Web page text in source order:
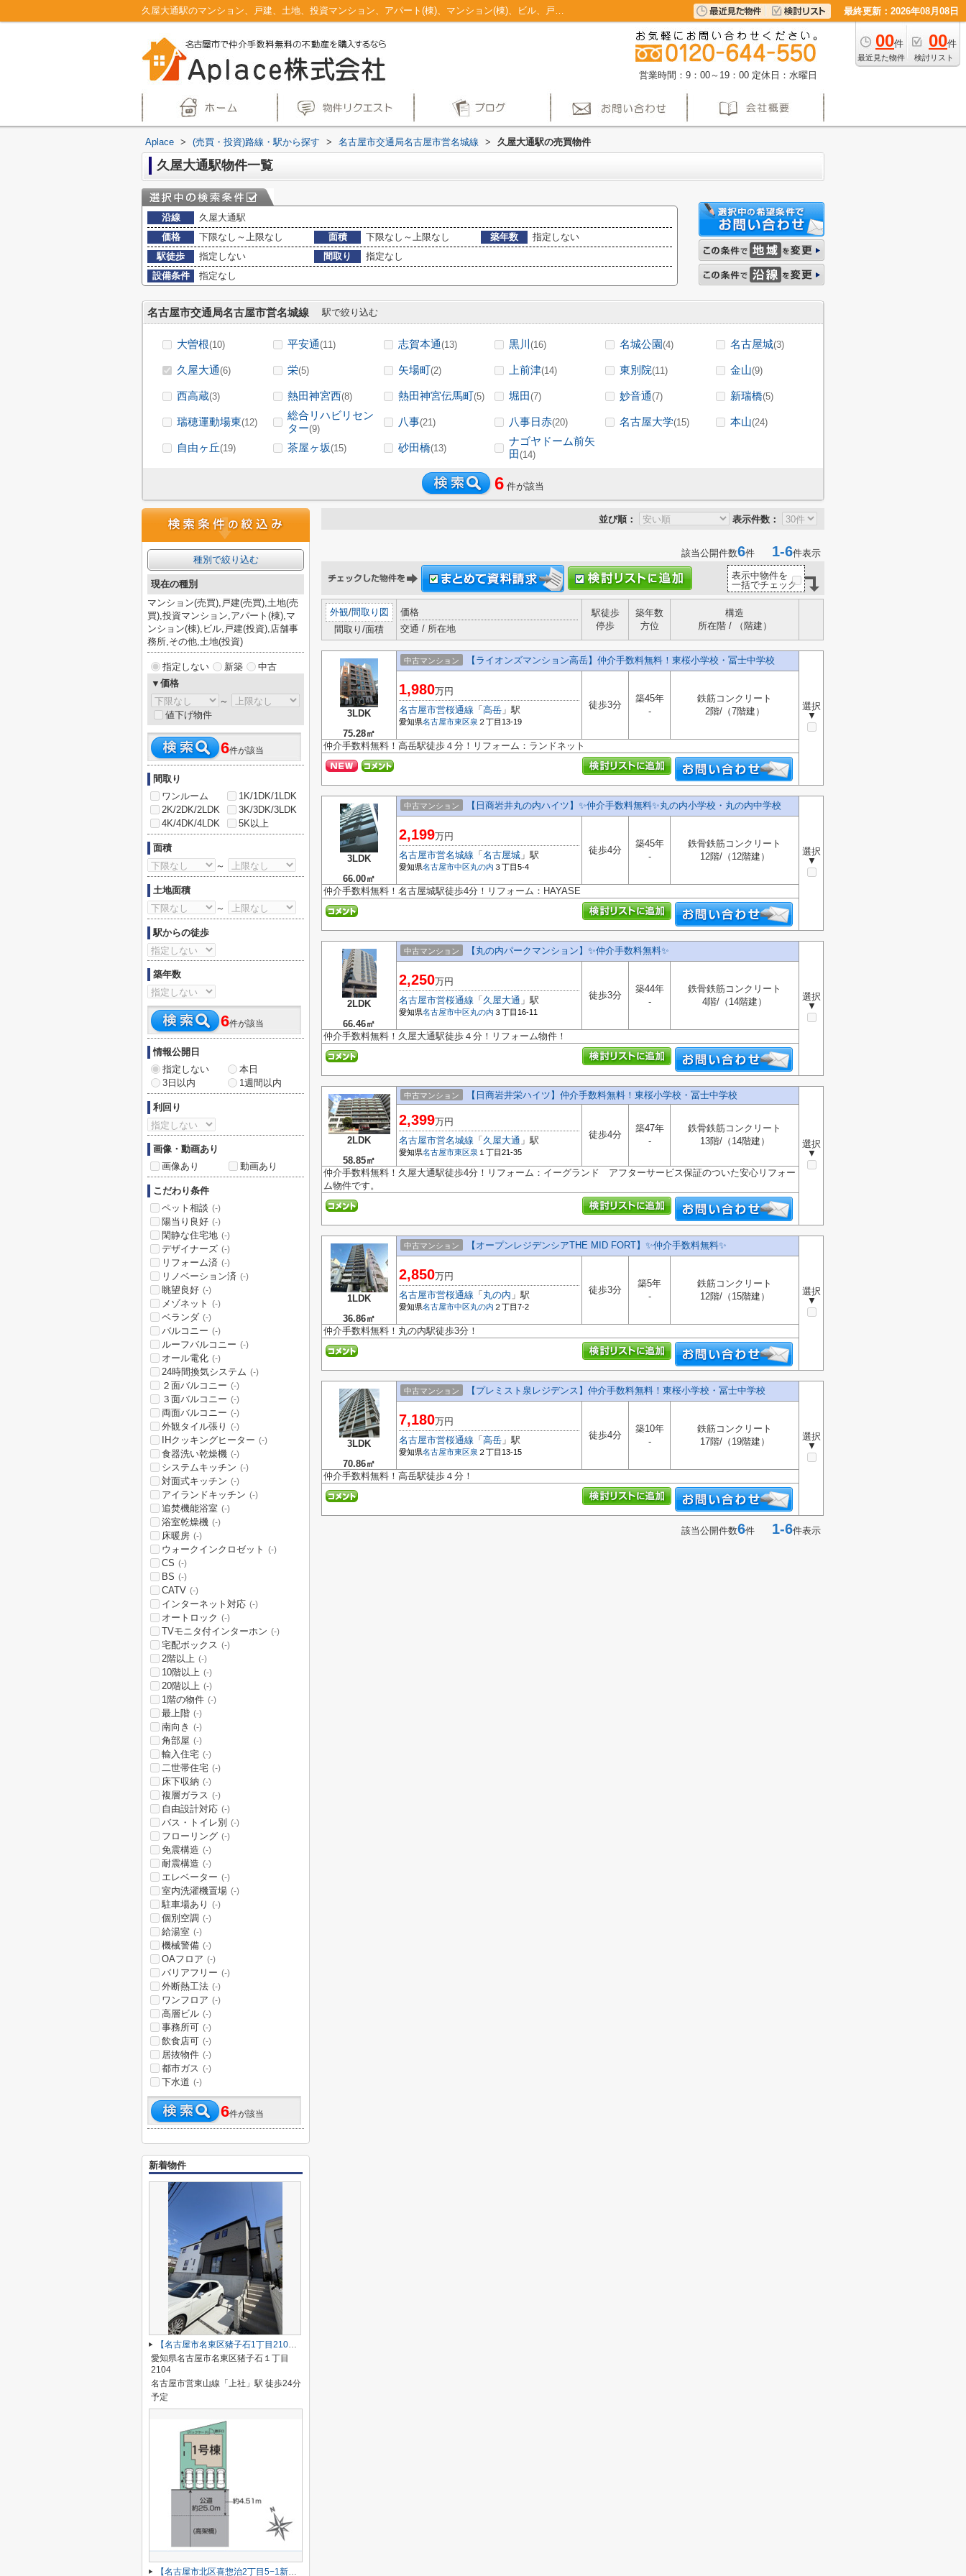
久屋大通駅のマンション、戸建、土地、投資マンション、アパート(棟)、マンション(棟)、ビル、戸建、店舗事務所、その他、土地一覧｜仲介手数料無料！名古屋市で新築戸建てを探すならAplace 最終更新：2026年08月08日
00件
最近見た物件
00件
検討リスト
営業時間：9：00～19：00 定休日：水曜日
Aplace > (売買・投資)路線・駅から探す > 名古屋市交通局名古屋市営名城線 > 久屋大通駅の売買物件
久屋大通駅物件一覧
沿線
久屋大通駅
価格
下限なし～上限なし 面積 下限なし～上限なし 築年数
指定しない
駅徒歩
指定しない 間取り
指定なし
設備条件
指定なし
名古屋市交通局名古屋市営名城線 駅で絞り込む
大曽根(10) 平安通(11) 志賀本通(13) 黒川 (16) 名城公園(4) 名古屋城(3)
久屋大通(6) 栄(5) 矢場町(2) 上前津(14) 東別院(11) 金山(9)
西高蔵(3) 熱田神宮西(8) 熱田神宮伝馬町(5) 堀田(7) 妙音通(7) 新瑞橋(5)
瑞穂運動場東(12)
総合リハビリセン
ター(9)
八事(21) 八事日赤(20) 名古屋大学(15) 本山(24)
自由ヶ丘(19) 茶屋ヶ坂(15) 砂田橋(13)
ナゴヤドーム前矢
田(14)
6 件が該当
並び順： 表示件数：
該当公開件数6件 1-6件表示
表示中物件を
一括でチェック
外観/間取り図
間取り/面積
価格
交通 / 所在地
駅徒歩
停歩
築年数
方位
構造
所在階 / （階建）
3LDK
75.28㎡
中古マンション 【ライオンズマンション高岳】仲介手数料無料！東桜小学校・冨士中学校
選択
▼
1,980万円
名古屋市営桜通線 「 高岳 」駅
愛知県名古屋市東区泉 ２丁目13-19
徒歩3分
築45年
-
鉄筋コンクリート
2階/（7階建）
仲介手数料無料！高岳駅徒歩４分！リフォーム：ランドネット
3LDK
66.00㎡
中古マンション 【日商岩井丸の内ハイツ】✨️仲介手数料無料✨️丸の内小学校・丸の内中学校
選択
▼
2,199万円
名古屋市営名城線 「 名古屋城 」駅
愛知県名古屋市中区丸の内 ３丁目5-4
徒歩4分
築45年
-
鉄骨鉄筋コンクリート
12階/（12階建）
仲介手数料無料！名古屋城駅徒歩4分！リフォーム：HAYASE
2LDK
66.46㎡
中古マンション 【丸の内パークマンション】✨️仲介手数料無料✨️
選択
▼
2,250万円
名古屋市営桜通線 「 久屋大通 」駅
愛知県名古屋市中区丸の内 ３丁目16-11
徒歩3分
築44年
-
鉄骨鉄筋コンクリート
4階/（14階建）
仲介手数料無料！久屋大通駅徒歩４分！リフォーム物件！
2LDK
58.85㎡
中古マンション 【日商岩井栄ハイツ】仲介手数料無料！東桜小学校・冨士中学校
選択
▼
2,399万円
名古屋市営名城線 「 久屋大通 」駅
愛知県名古屋市東区泉 １丁目21-35
徒歩4分
築47年
-
鉄骨鉄筋コンクリート
13階/（14階建）
仲介手数料無料！久屋大通駅徒歩4分！リフォーム：イーグランド アフターサービス保証のついた安心リフォー
ム物件です。
1LDK
36.86㎡
中古マンション 【オープンレジデンシアTHE MID FORT】✨️仲介手数料無料✨️
選択
▼
2,850万円
名古屋市営桜通線 「 丸の内 」駅
愛知県名古屋市中区丸の内 ２丁目7-2
徒歩3分
築5年
-
鉄筋コンクリート
12階/（15階建）
仲介手数料無料！丸の内駅徒歩3分！
3LDK
70.86㎡
中古マンション 【プレミスト泉レジデンス】仲介手数料無料！東桜小学校・冨士中学校
選択
▼
7,180万円
名古屋市営桜通線 「 高岳 」駅
愛知県名古屋市東区泉 ２丁目13-15
徒歩4分
築10年
-
鉄筋コンクリート
17階/（19階建）
仲介手数料無料！高岳駅徒歩４分！
該当公開件数6件 1-6件表示
種別で絞り込む
現在の種別
マンション(売買),戸建(売買),土地(売
買),投資マンション,アパート(棟),マ
ンション(棟),ビル,戸建(投資),店舗事
務所,その他,土地(投資)
指定しない 新築
中古
▼価格
～
値下げ物件
6件が該当
間取り
ワンルーム
1K/1DK/1LDK
2K/2DK/2LDK
3K/3DK/3LDK
4K/4DK/4LDK
5K以上
面積
～
土地面積
～
駅からの徒歩
築年数
6件が該当
情報公開日
指定しない
本日
3日以内
1週間以内
利回り
画像・動画あり
画像あり
動画あり
こだわり条件
ペット相談 (-)
陽当り良好 (-)
閑静な住宅地 (-)
デザイナーズ (-)
リフォーム済 (-)
リノベーション済 (-)
眺望良好 (-)
メゾネット (-)
ベランダ (-)
バルコニー (-)
ルーフバルコニー (-)
オール電化 (-)
24時間換気システム (-)
２面バルコニー (-)
３面バルコニー (-)
両面バルコニー (-)
外観タイル張り (-)
IHクッキングヒーター (-)
食器洗い乾燥機 (-)
システムキッチン (-)
対面式キッチン (-)
アイランドキッチン (-)
追焚機能浴室 (-)
浴室乾燥機 (-)
床暖房 (-)
ウォークインクロゼット (-)
CS (-)
BS (-)
CATV (-)
インターネット対応 (-)
オートロック (-)
TVモニタ付インターホン (-)
宅配ボックス (-)
2階以上 (-)
10階以上 (-)
20階以上 (-)
1階の物件 (-)
最上階 (-)
南向き (-)
角部屋 (-)
輸入住宅 (-)
二世帯住宅 (-)
床下収納 (-)
複層ガラス (-)
自由設計対応 (-)
バス・トイレ別 (-)
フローリング (-)
免震構造 (-)
耐震構造 (-)
エレベーター (-)
室内洗濯機置場 (-)
駐車場あり (-)
個別空調 (-)
給湯室 (-)
機械警備 (-)
OAフロア (-)
バリアフリー (-)
外断熱工法 (-)
ワンフロア (-)
高層ビル (-)
事務所可 (-)
飲食店可 (-)
居抜物件 (-)
都市ガス (-)
下水道 (-)
6件が該当
新着物件
【名古屋市名東区猪子石1丁目2104新築戸建2号棟】✨️仲介手数料無料✨️猪子石小学校・猪高中学校
愛知県名古屋市名東区猪子石１丁目
2104
名古屋市営東山線「上社」駅 徒歩24分
予定
【名古屋市北区喜惣治2丁目5−1新築戸建】仲介手数料無料！楠西小学校・楠中学校